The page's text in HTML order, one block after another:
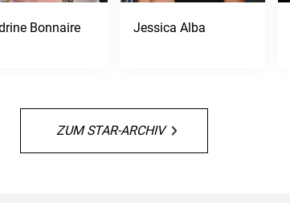
Bonnaire Jessica Alba
ZUM STAR-ARCHIV